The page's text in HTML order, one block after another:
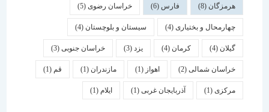
هرمزگان(8) فارس خراسان رضوی(5)
چهارمحال و بختیاری (4) سیستان و بلوچستان(4)
کرمان یزد خراسان جنوبی(3)
خراسان شمالی(2) اهواز مازندران(1) قم
(1) آذربایجان غربی(1) ایلام